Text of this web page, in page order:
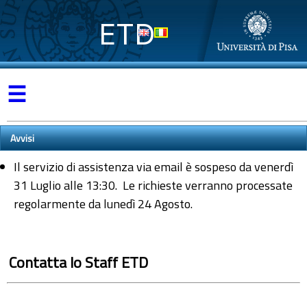
ETD
☰
Avvisi
Il servizio di assistenza via email è sospeso da venerdì
31 Luglio alle 13:30. Le richieste verranno processate
regolarmente da lunedì 24 Agosto.
Contatta lo Staff ETD